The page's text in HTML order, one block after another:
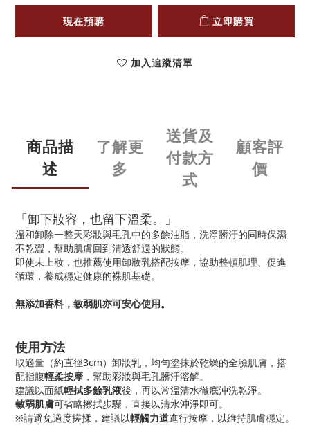
現在預購 立即購買
加入追蹤清單
商品描
述
了解更
多
送貨及
付款方
式
顧客評
價
「卸下妝容，也留下溫柔。」
溫和卸除一整天彩妝與毛孔中的多餘油脂，洗淨髒汙的同時保濕
不乾澀，幫助肌膚回到清透舒適的狀態。
即使未上妝，也推薦使用卸妝乳搭配按摩，協助整頓肌理、促進
循環，養成穩定健康的裸肌基礎。
無添加香料，敏弱肌亦可安心使用。
使用方法
取適量（約直徑3cm）卸妝乳，均勻塗抹於乾燥的全臉肌膚，搭
配指腹輕柔按摩 ，幫助彩妝與毛孔髒汙溶解。
建議以面紙輕拭多餘乳液後，再以常溫清水徹底沖洗乾淨。
敏弱肌膚可省略擦拭步驟，直接以清水沖淨即可。
※請避免過度搓揉，建議以輕觸力道進行按摩，以維持肌膚穩定。